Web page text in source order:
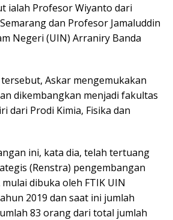
ialah Profesor Wiyanto dari
dan Profesor Jamaluddin
Negeri (UIN) Arraniry Banda
Askar mengemukakan
dikembangkan menjadi fakultas
dari Prodi Kimia, Fisika dan
ini, kata dia, telah tertuang
(Renstra) pengembangan
mulai dibuka oleh FTIK UIN
2019 dan saat ini jumlah
83 orang dari total jumlah